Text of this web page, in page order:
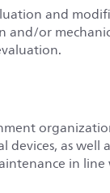
and
and/or
devices, as well
in